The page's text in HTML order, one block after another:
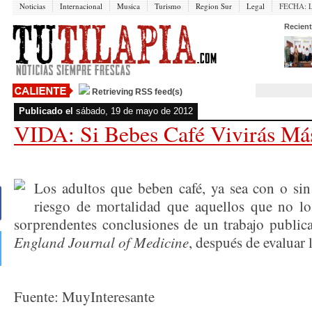
Noticias Internacional Musica Turismo Region Sur Legal FECHA:
Retrieving RSS feed(s)
Publicado el sábado, 19 de mayo de 2012
VIDA: Si Bebes Café Vivirás
Los adultos que beben café, ya sea con o
riesgo de mortalidad que aquellos que no
sorprendentes conclusiones de un trabajo
England Journal of Medicine, después de
Fuente: MuyInteresante